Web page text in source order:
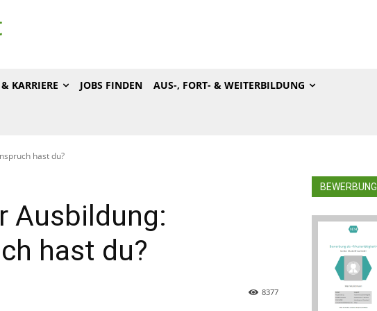
KARRIERE JOBS FINDEN AUS-, FORT- & WEITERBILDUNG
hast du?
Ausbildung:
hast du?
8377
BEWERBUNG